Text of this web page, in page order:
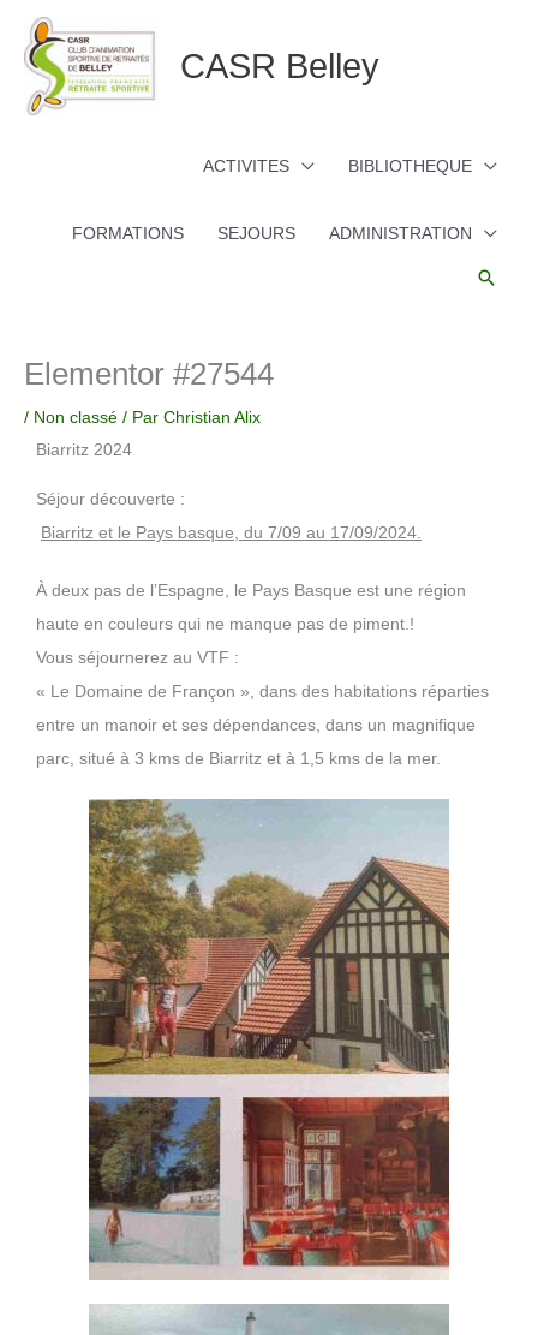
contenu
CASR Belley
ACTIVITES BIBLIOTHEQUE
FORMATIONS SEJOURS ADMINISTRATION
Elementor #27544
/ Non classé / Par Christian Alix
Biarritz 2024
Séjour découverte :
Biarritz et le Pays basque, du 7/09 au 17/09/2024.
À deux pas de l’Espagne, le Pays Basque est une région
haute en couleurs qui ne manque pas de piment.!
Vous séjournerez au VTF :
« Le Domaine de Françon », dans des habitations réparties
entre un manoir et ses dépendances, dans un magnifique
parc, situé à 3 kms de Biarritz et à 1,5 kms de la mer.